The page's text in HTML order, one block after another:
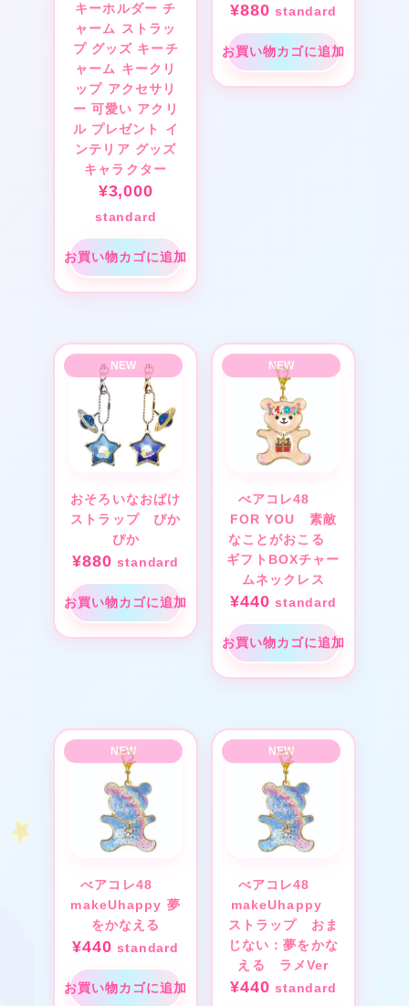
キーホルダー チ
ャーム ストラッ
プ グッズ キーチ
ャーム キークリ
ップ アクセサリ
ー 可愛い アクリ
ル プレゼント イ
ンテリア グッズ
キャラクター
¥3,000
standard
お買い物カゴに追加
¥880 standard
お買い物カゴに追加
おそろいなおばけ
ストラップ ぴか
ぴか
¥880 standard
お買い物カゴに追加
べアコレ48
FOR YOU 素敵
なことがおこる
ギフトBOXチャー
ムネックレス
¥440 standard
お買い物カゴに追加
べアコレ48
makeUhappy 夢
をかなえる
¥440 standard
お買い物カゴに追加
べアコレ48
makeUhappy
ストラップ おま
じない：夢をかな
える ラメVer
¥440 standard
❤
❤